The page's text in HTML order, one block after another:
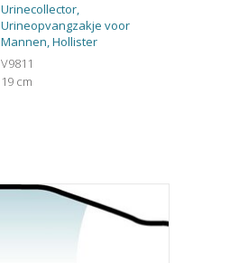
Urinecollector,
Urineopvangzakje voor
Mannen, Hollister
V9811
19 cm